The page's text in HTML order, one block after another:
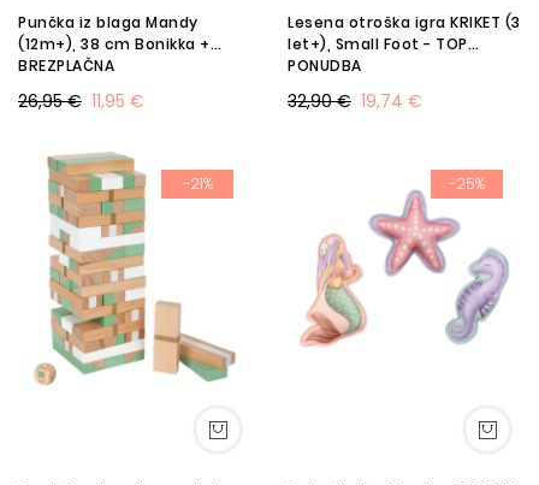
Punčka iz blaga Mandy
(12m+), 38 cm Bonikka +
BREZPLAČNA
11,95 €
26,95 €
Lesena otroška igra KRIKET (3
let+), Small Foot - TOP
PONUDBA
19,74 €
32,90 €
-21% -25%